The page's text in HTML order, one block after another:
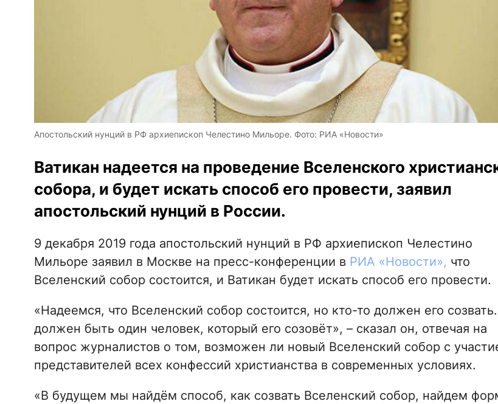
Апостольский нунций в РФ архиепископ Челестино Мильоре. Фото: РИА «Новости»
Ватикан надеется на проведение Вселенского
собора, и будет искать способ его провести, заявил
апостольский нунций в России.
9 декабря 2019 года апостольский нунций в РФ архиепископ Челестино
Мильоре заявил в Москве на пресс-конференции в РИА «Новости», что
Вселенский собор состоится, и Ватикан будет искать способ его провести.
«Надеемся, что Вселенский собор состоится, но кто-то должен его
должен быть один человек, который его созовёт», – сказал он, отвечая на
вопрос журналистов о том, возможен ли новый Вселенский собор с
представителей всех конфессий христианства в современных условиях.
«В будущем мы найдём способ, как созвать Вселенский собор, найдем